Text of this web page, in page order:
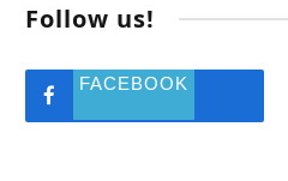
Follow us!
FACEBOOK